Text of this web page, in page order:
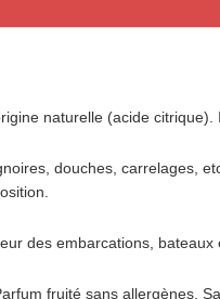
naturelle (acide citrique).
douches, carrelages,
des embarcations,
fruité sans allergènes.